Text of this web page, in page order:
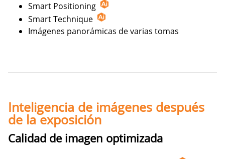
Smart Positioning
Smart Technique
Imágenes panorámicas de varias tomas
Inteligencia de imágenes después
de la exposición
Calidad de imagen optimizada